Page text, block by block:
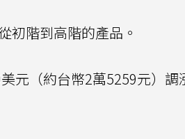
初階到高階的產品。
美元（約台幣2萬5259元）